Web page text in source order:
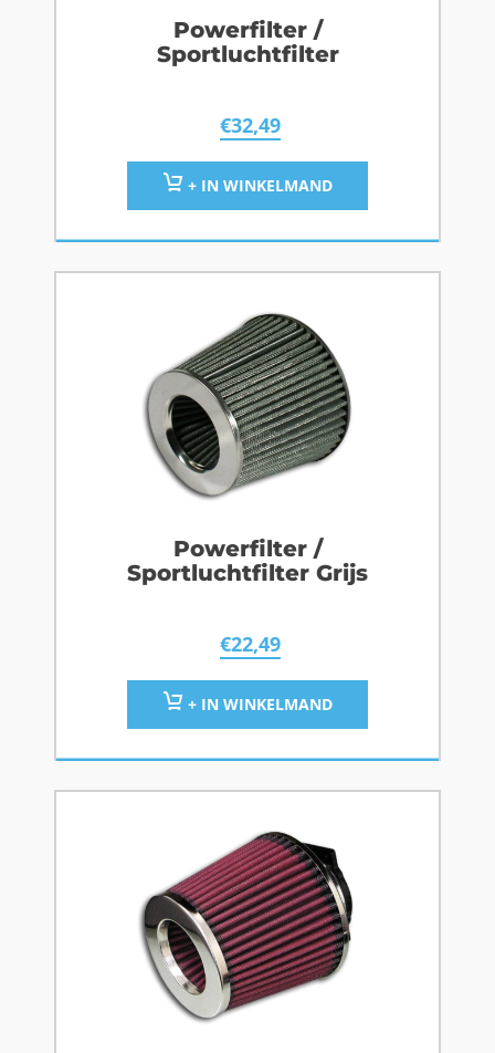
Powerfilter /
Sportluchtfilter
€32,49
+ IN WINKELMAND
Powerfilter /
Sportluchtfilter Grijs
€22,49
+ IN WINKELMAND